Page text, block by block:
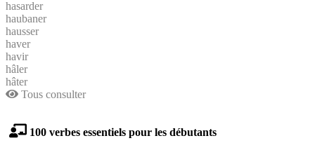
hasarder
haubaner
hausser
haver
havir
hâler
hâter
Tous consulter
100 verbes essentiels pour les débutants